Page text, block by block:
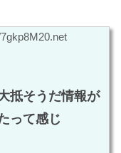
抵そうだ情報が
って感じ